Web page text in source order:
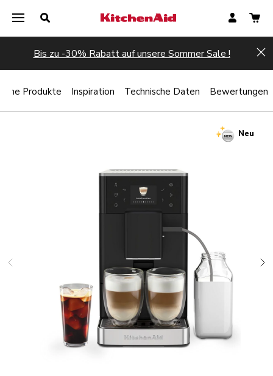
Bis zu -30% Rabatt auf unsere Sommer Sale !
Neu
Produkte Inspiration Technische Daten Bewertungen